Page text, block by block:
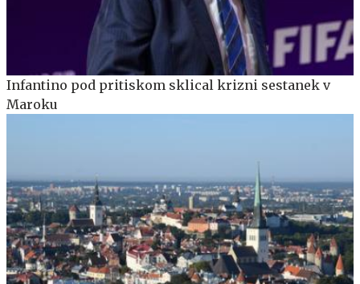
Infantino pod pritiskom sklical krizni sestanek v
Maroku